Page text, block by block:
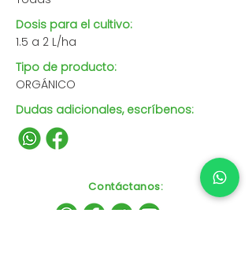
Dosis para el cultivo:
1.5 a 2 L/ha
Tipo de producto:
ORGÁNICO
Dudas adicionales, escríbenos:
Contáctanos: